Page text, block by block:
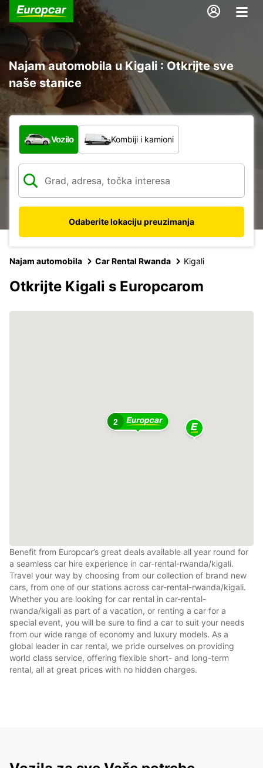
Najam automobila u Kigali : Otkrijte sve
naše stanice
Koja vrsta vozila?
Vozilo Kombiji i kamioni
Odaberite lokaciju preuzimanja
Najam automobila Car Rental Rwanda Kigali
Otkrijte Kigali s Europcarom
2
Benefit from Europcar’s great deals available all year round for
a seamless car hire experience in car-rental-rwanda/kigali.
Travel your way by choosing from our collection of brand new
cars, from one of our stations across car-rental-rwanda/kigali.
Whether you are looking for car rental in car-rental-
rwanda/kigali as part of a vacation, or renting a car for a
special event, you will be sure to find a car to suit your needs
from our wide range of economy and luxury models. As a
global leader in car rental, we pride ourselves on providing
world class service, offering flexible short- and long-term
rental, all at great prices with no hidden charges.